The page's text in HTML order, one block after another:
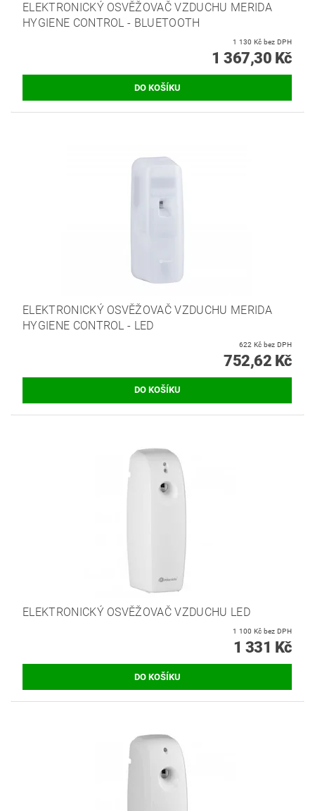
ELEKTRONICKÝ OSVĚŽOVAČ VZDUCHU MERIDA
HYGIENE CONTROL - BLUETOOTH
1 130 Kč bez DPH
1 367,30 Kč
ELEKTRONICKÝ OSVĚŽOVAČ VZDUCHU MERIDA
HYGIENE CONTROL - LED
622 Kč bez DPH
752,62 Kč
ELEKTRONICKÝ OSVĚŽOVAČ VZDUCHU LED
1 100 Kč bez DPH
1 331 Kč